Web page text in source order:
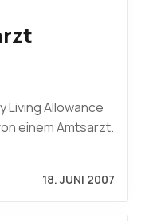
Living Allowance
einem Amtsarzt.
18. JUNI 2007